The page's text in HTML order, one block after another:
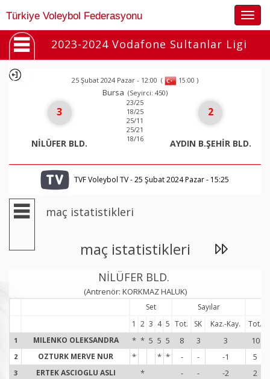
Türkiye Voleybol Federasyonu
2023-2024 Vodafone Sultanlar Ligi
25 Şubat 2024 Pazar - 12:00 ( 15:00 )
Bursa (Seyirci: 450)
3
NİLÜFER BLD.
23/25
18/25
25/11
25/21
18/16
2
AYDIN B.ŞEHİR BLD.
TVF Voleybol TV - 25 Şubat 2024 Pazar - 15:25
maç istatistikleri
maç istatistikleri
NİLÜFER BLD.
(Antrenör: KORKMAZ HALUK)
Set Sayılar
1 2 3 4 5 Tot. SK Kaz.-Kay. Tot.
1 MILENKO OLEKSANDRA * * 5 5 5 8 3 3 10
2 OZTURK MERVE NUR * * * - - -1 5
3 ERTEK ASCIOGLU ASLI * - - -2 2